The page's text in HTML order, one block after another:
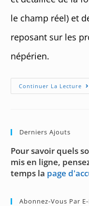
le champ réel) et
reposant sur les
népérien.
Continuer La Lecture
Derniers Ajouts
Pour savoir quels
mis en ligne,
temps la page
Abonnez-Vous Par